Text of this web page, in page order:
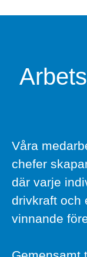
Våra
chefer
där varje
drivkraft och
vinnande